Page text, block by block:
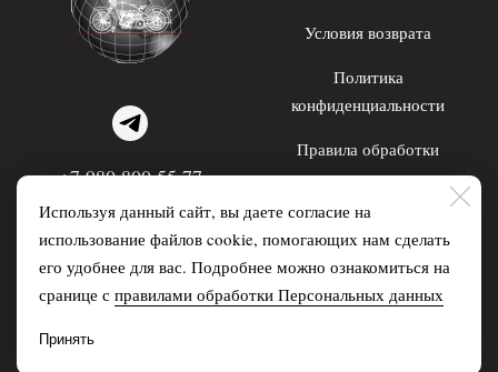
Используя данный сайт, вы даете согласие на
использование файлов cookie, помогающих нам сделать
его удобнее для вас. Подробнее можно ознакомиться на
сранице с правилами обработки Персональных данных
Принять
+7 980 800 55 77
WhatsApp; Telegram
Условия возврата
Политика
конфиденциальности
Правила обработки
персональных данных
Распродажа
О нас